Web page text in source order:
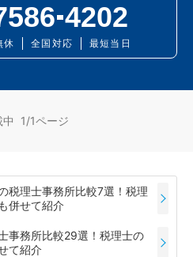
4202
休 全国対応 最短当日
中 1/1ページ
税理士事務所比較7選！税理
併せて紹介
事務所比較29選！税理士の
て紹介